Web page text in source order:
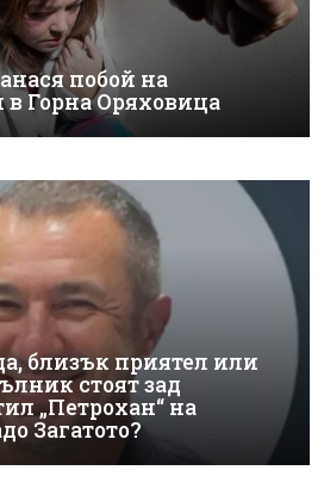
побой на
в Горна Оряховица
близък приятел или
стоят зад
„Петрохан“ на
Загатото?